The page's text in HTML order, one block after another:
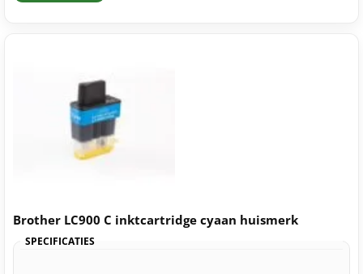
Brother LC900 C inktcartridge cyaan huismerk
SPECIFICATIES